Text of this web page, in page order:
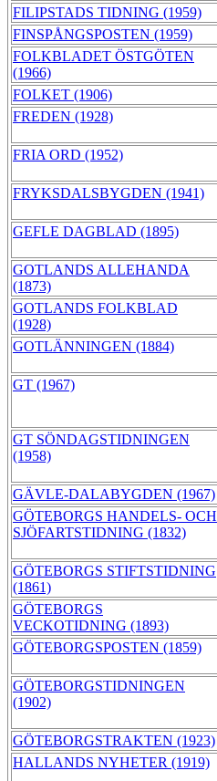
FILIPSTADS TIDNING (1959)
FINSPÅNGSPOSTEN (1959)
FOLKBLADET ÖSTGÖTEN
(1966)
FOLKET (1906)
FREDEN (1928)
FRIA ORD (1952)
FRYKSDALSBYGDEN (1941)
GEFLE DAGBLAD (1895)
GOTLANDS ALLEHANDA
(1873)
GOTLANDS FOLKBLAD
(1928)
GOTLÄNNINGEN (1884)
GT (1967)
GT SÖNDAGSTIDNINGEN
(1958)
GÄVLE-DALABYGDEN (1967)
GÖTEBORGS HANDELS- OCH
SJÖFARTSTIDNING (1832)
GÖTEBORGS STIFTSTIDNING
(1861)
GÖTEBORGS
VECKOTIDNING (1893)
GÖTEBORGSPOSTEN (1859)
GÖTEBORGSTIDNINGEN
(1902)
GÖTEBORGSTRAKTEN (1923)
HALLANDS NYHETER (1919)